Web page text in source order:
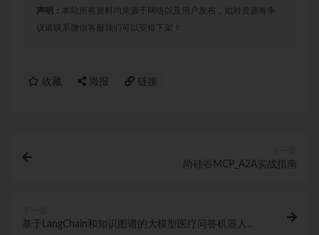
声明： 本站所有资料均来源于网络以及用户发布，如对资源有争
议请联系微信客服我们可以安排下架！
收藏 海报 链接
尚硅谷MCP_A2A实战指南
基于LangChain和知识图谱的大模型医疗问答机器人项